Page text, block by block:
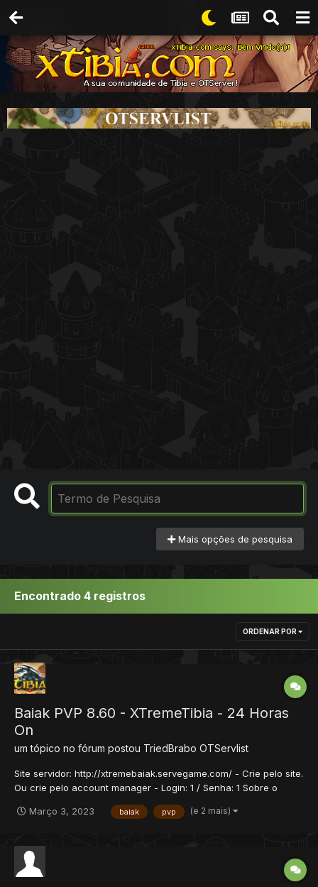
Mais opções de pesquisa
Encontrado 4 registros
ORDENAR POR
Baiak PVP 8.60 - XTremeTibia - 24 Horas
On
um tópico no fórum postou TriedBrabo OTServlist
Site servidor: http://xtremebaiak.servegame.com/ - Crie pelo site.
Ou crie pelo account manager - Login: 1 / Senha: 1 Sobre o
donate somente hunts para level 620+ Caves exclusivas...
Março 3, 2023 baiak pvp (e 2 mais)